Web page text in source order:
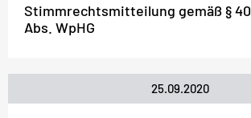
Stimmrechtsmitteilung gemäß § 40
Abs. WpHG
25.09.2020